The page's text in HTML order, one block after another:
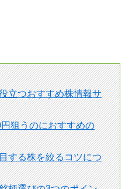
立つおすすめ株情報サ
狙うのにおすすめの
する株を絞るコツにつ